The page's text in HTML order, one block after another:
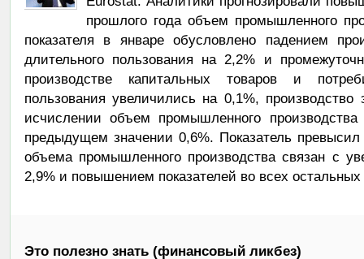
прошлого года объем промышленного
показателя в январе обусловлено падением
длительного пользования на 2,2% и
производстве капитальных товаров и
пользования увеличились на 0,1%,
исчислении объем промышленного
предыдущем значении 0,6%. Показатель превысил
объема промышленного производства связан с
2,9% и повышением показателей во всех остальных
Это полезно знать (финансовый ликбез)